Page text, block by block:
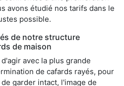
avons étudié nos tarifs dans le
possible.
de notre structure
de maison
avec la plus grande
de cafards rayés, pour
garder intact, l'image de